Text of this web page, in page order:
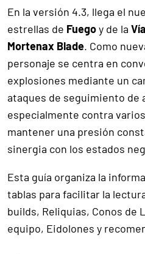
En la versión 4.3, llega el
estrellas de Fuegoy de la
Mortenax Blade. Como
personaje se centra en
explosiones mediante un
ataques de seguimiento de
especialmente contra
mantener una presión
sinergia con los estados
Esta guía organiza la
tablas para facilitar la
builds, Reliquias, Conos de
equipo, Eidolones y